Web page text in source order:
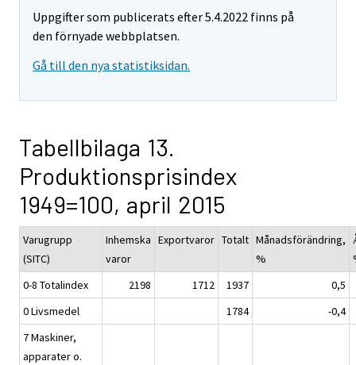
Uppgifter som publicerats efter 5.4.2022 finns på
den förnyade webbplatsen.
Gå till den nya statistiksidan.
Tabellbilaga 13.
Produktionsprisindex
1949=100, april 2015
Varugrupp
(SITC)
Inhemska
varor
Exportvaror Totalt Månadsförändring,
%
0-8 Totalindex
2198 1712 1937
0,5
0 Livsmedel
1784
-0,4
7 Maskiner,
apparater o.